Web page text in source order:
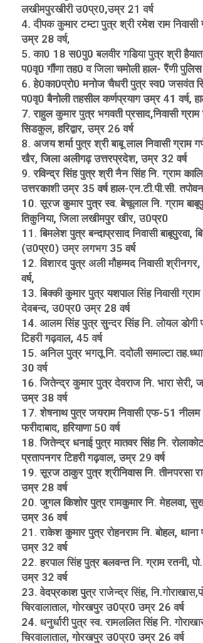
लखीमपुरखीरी उ0प्र0,उम्र 21 वर्ष
4. दीपक कुमार टम्टा पुत्र श्री रमेश राम निवासी
उम्र 28 वर्ष,
5. का0 18 स0पु0 बलवीर गडिया पुत्र श्री हैयात
प0वृ0 गौंणा तह0 व जिला चमोली हाल- रैंणी पुलिस
6. हे0का0प्रो0 मनोज चैधरी पुत्र स्व0 जसवंत
प0वृ0 बैनोली तहसील कर्णप्रयाग उम्र 41 वर्ष,
7. राहुल कुमार पुत्र भगवती प्रसाद,निवासी ग्राम
सिडकुल, हरिद्वार, उम्र 26 वर्ष
8. अजय शर्मा पुत्र श्री बाबू लाल निवासी ग्राम
खैर, जिला अलीगढ़ उत्तरप्रदेश, उम्र 32 वर्ष
9. रविन्द्र सिंह पुत्र श्री नैन सिंह नि. ग्राम
उत्तरकाशी उम्र 35 वर्ष हाल-एन.टी.पी.सी. तपोवन
10. सूरज कुमार पुत्र स्व. बेचूलाल नि. ग्राम
तिकुनिया, जिला लखीमपुर खीर, उ0प्र0
11. बिमलेश पुत्र बन्दाप्रसाद निवासी बाबूपुरवा,
(उ0प्र0) उम्र लगभग 35 वर्ष
12. विशारद पुत्र अली मौहम्मद निवासी
वर्ष,
13. बिक्की कुमार पुत्र यशपाल सिंह निवासी
देवबन्द, उ0प्र0 उम्र 28 वर्ष
14. आलम सिंह पुत्र सुन्दर सिंह नि. लोयल डोगी
टिहरी गढ़वाल, 45 वर्ष
15. अनिल पुत्र भगतू नि. ददोली समाल्टा
30 वर्ष
16. जितेन्द्र कुमार पुत्र देवराज नि. भारा सेरी,
उम्र 38 वर्ष
17. शेषनाथ पुत्र जयराम निवासी एफ-51 नीलम
फरीदाबाद, हरियाणा 50 वर्ष
18. जितेन्द्र धनाई पुत्र मातवर सिंह नि.
प्रतापनगर टिहरी गढ़वाल, उम्र 29 वर्ष
19. सूरज ठाकुर पुत्र श्रीनिवास नि. तीनपरसा
उम्र 28 वर्ष
20. जुगल किशोर पुत्र रामकुमार नि. मेहलवा,
उम्र 36 वर्ष
21. राकेश कुमार पुत्र रोहनराम नि. बोहल,
उम्र 32 वर्ष
22. हरपाल सिंह पुत्र बलवन्त नि. ग्राम रतनी,
उम्र 32 वर्ष
23. वेदप्रकाश पुत्र राजेन्द्र सिंह,
चिरवालाताल, गोरखपुर उ0प्र0 उम्र 26 वर्ष
24. धनुर्धारी पुत्र स्व. रामललित सिंह नि.
चिरवालाताल, गोरखपुर उ0प्र0 उम्र 26 वर्ष